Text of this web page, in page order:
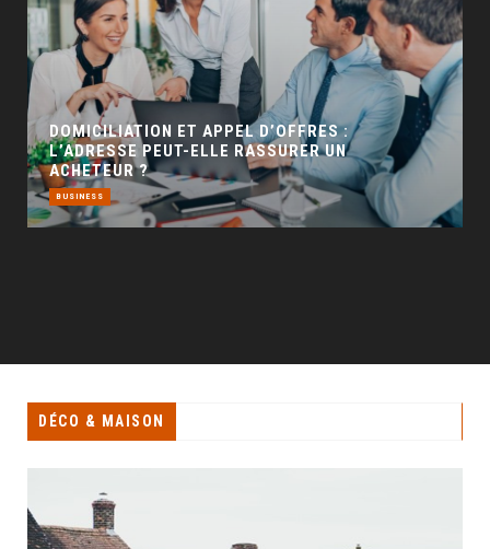
GÉO SEO : UN LEVIER INCONTOURNABLE POUR
LA VISIBILITÉ LOCALE
BUSINESS
DÉCO & MAISON